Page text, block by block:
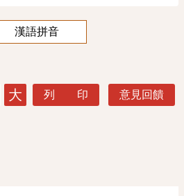
漢語拼音
大 列 印 意見回饋